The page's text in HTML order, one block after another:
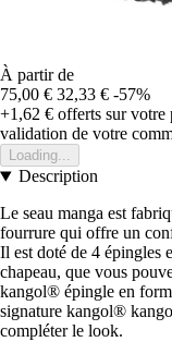
À partir de
75,00 € 32,33 € -57%
+1,62 € offerts sur votre
validation de votre
Loading...
Description
Le seau manga est
fourrure qui offre un
Il est doté de 4 épingles
chapeau, que vous
kangol® épingle en
signature kangol®
compléter le look.